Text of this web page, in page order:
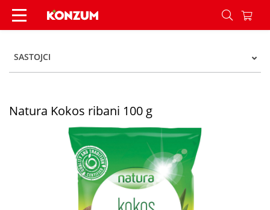
Natura Kokos ribani 100 g - Konzum
SASTOJCI
Natura Kokos ribani 100 g